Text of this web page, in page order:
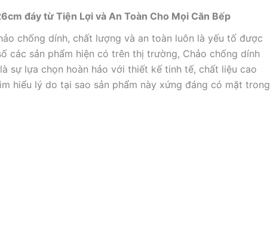
đáy từ Tiện Lợi và An Toàn Cho Mọi Căn Bếp
chống dính, chất lượng và an toàn luôn là yếu tố được
các sản phẩm hiện có trên thị trường, Chảo chống dính
sự lựa chọn hoàn hảo với thiết kế tinh tế, chất liệu cao
hiểu lý do tại sao sản phẩm này xứng đáng có mặt trong